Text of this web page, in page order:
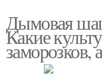
Дымовая
Какие
заморозков,